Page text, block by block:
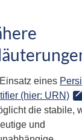
eines
(hier: URN)
die stabile,
und